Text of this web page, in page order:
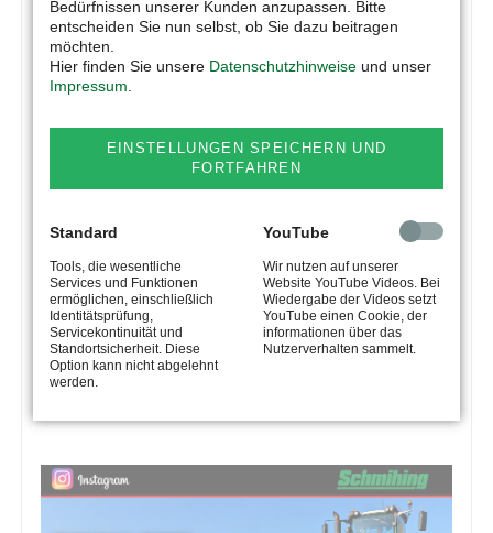
Bedürfnissen unserer Kunden anzupassen. Bitte
entscheiden Sie nun selbst, ob Sie dazu beitragen
möchten.
Hier finden Sie unsere Datenschutzhinweise und unser
Impressum
EINSTELLUNGEN SPEICHERN UND
FORTFAHREN
Standard
Tools, die wesentliche
Services und Funktionen
ermöglichen, einschließlich
Identitätsprüfung,
Servicekontinuität und
Standortsicherheit. Diese
Option kann nicht abgelehnt
werden.
YouTube
Wir nutzen auf unserer
Website YouTube Videos. Bei
Wiedergabe der Videos setzt
YouTube einen Cookie, der
informationen über das
Nutzerverhalten sammelt.